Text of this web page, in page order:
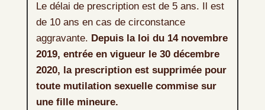
Le délai de prescription est de 5 ans. Il est
de 10 ans en cas de circonstance
aggravante. Depuis la loi du 14 novembre
2019, entrée en vigueur le 30 décembre
2020, la prescription est supprimée pour
toute mutilation sexuelle commise sur
une fille mineure.